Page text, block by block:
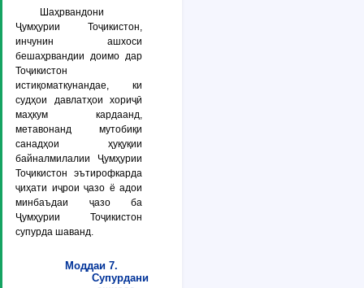
Шаҳрвандони
Ҷумҳурии Тоҷикистон,
инчунин ашхоси
бешаҳрвандии доимо дар
Тоҷикистон
истиқоматкунандае, ки
судҳои давлатҳои хориҷӣ
маҳкум кардаанд,
метавонанд мутобиқи
санадҳои ҳуқуқии
байналмилалии Ҷумҳурии
Тоҷикистон эътирофкарда
ҷиҳати иҷрои ҷазо ё адои
минбаъдаи ҷазо ба
Ҷумҳурии Тоҷикистон
супурда шаванд.
Моддаи 7.
Супурдани